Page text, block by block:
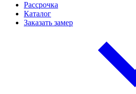
Рассрочка
Каталог
Заказать замер